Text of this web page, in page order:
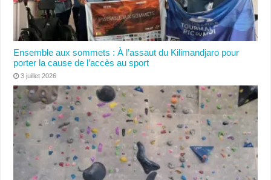
Ensemble aux sommets : À l’assaut du Kilimandjaro pour
porter la cause de l’accès au sport
3 juillet 2026